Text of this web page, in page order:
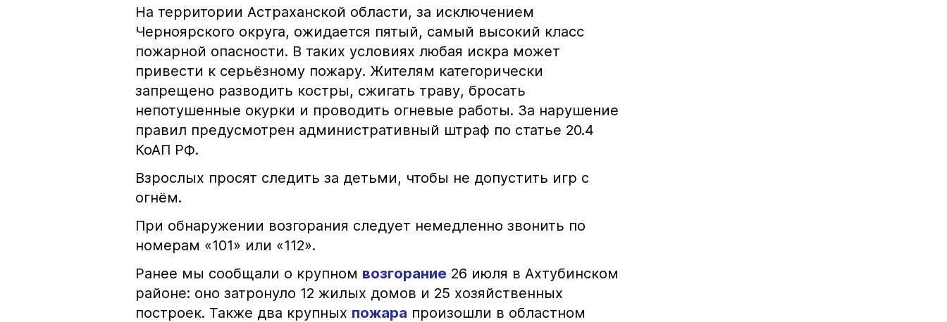
На территории Астраханской области, за исключением
Черноярского округа, ожидается пятый, самый высокий класс
пожарной опасности. В таких условиях любая искра может
привести к серьёзному пожару. Жителям категорически
запрещено разводить костры, сжигать траву, бросать
непотушенные окурки и проводить огневые работы. За нарушение
правил предусмотрен административный штраф по статье 20.4
КоАП РФ.
Взрослых просят следить за детьми, чтобы не допустить игр с
огнём.
При обнаружении возгорания следует немедленно звонить по
номерам «101» или «112».
Ранее мы сообщали о крупном возгорание 26 июля в Ахтубинском
районе: оно затронуло 12 жилых домов и 25 хозяйственных
построек. Также два крупных пожара произошли в областном